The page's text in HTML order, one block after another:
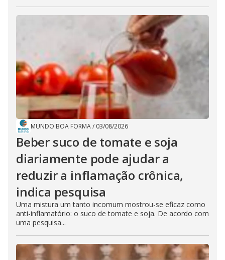
MUNDO BOA FORMA/ 03/08/2026
Beber suco de tomate e soja
diariamente pode ajudar a
reduzir a inflamação crônica,
indica pesquisa
Uma mistura um tanto incomum mostrou-se eficaz como
anti-inflamatório: o suco de tomate e soja. De acordo com
uma pesquisa...